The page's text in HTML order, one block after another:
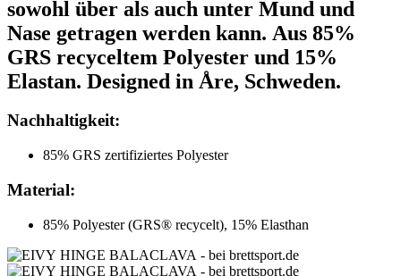
sowohl über als auch unter Mund und
Nase getragen werden kann. Aus 85%
GRS recyceltem Polyester und 15%
Elastan. Designed in Åre, Schweden.
Nachhaltigkeit:
85% GRS zertifiziertes Polyester
Material:
85% Polyester (GRS® recycelt), 15% Elasthan